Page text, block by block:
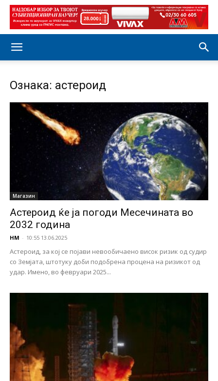
Ознака: астероид
Магазин
Астероид ќе ја погоди Месечината во
2032 година
НМ - 10:55 13.06.2025
Астероид, за кој се појави невообичаено висок ризик од судир
со Земјата, штотуку доби подобрена процена на ризикот од
удар. Имено, во февруари 2025...